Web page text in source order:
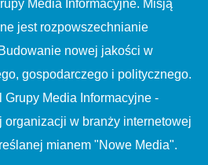
Media Informacyjne. Misją
jest rozpowszechnianie
nowej jakości w
gospodarczego i politycznego.
Grupy Media Informacyjne -
organizacji w branży internetowej
mianem "Nowe Media".